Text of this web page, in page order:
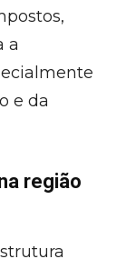
a
e da
região